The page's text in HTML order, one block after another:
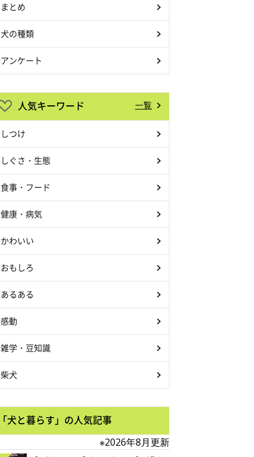
まとめ
犬の種類
アンケート
人気キーワード 一覧
しつけ
しぐさ・生態
食事・フード
健康・病気
かわいい
おもしろ
あるある
感動
雑学・豆知識
柴犬
「犬と暮らす」の人気記事
※2026年8月更新